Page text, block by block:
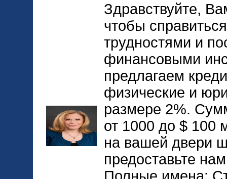
Здравствуйте,
чтобы
трудностями и
финансовыми
предлагаем
физические и
размере 2%.
от 1000 до $ 100
на вашей двери
предоставьте